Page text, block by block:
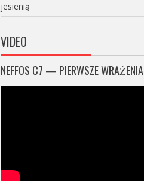
jesienią
VIDEO
NEFFOS C7 — PIERWSZE WRAŻENIA